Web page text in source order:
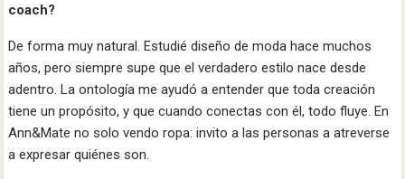
coach?
De forma muy natural. Estudié diseño de moda hace muchos
años, pero siempre supe que el verdadero estilo nace desde
adentro. La ontología me ayudó a entender que toda creación
tiene un propósito, y que cuando conectas con él, todo fluye. En
Ann&Mate no solo vendo ropa: invito a las personas a atreverse
a expresar quiénes son.